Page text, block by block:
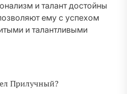
и талант достойны
ему с успехом
и талантливыми
Прилучный?